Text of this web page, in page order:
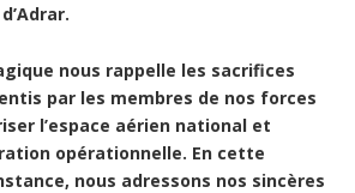
nous rappelle les sacrifices
par les membres de nos forces
l’espace aérien national et
opérationnelle. En cette
nous adressons nos sincères